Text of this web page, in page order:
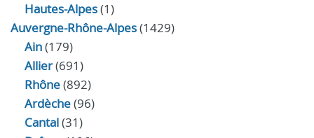
Hautes-Alpes(1)
Auvergne-Rhône-Alpes(1429)
Ain(179)
Allier(691)
Rhône(892)
Ardèche(96)
Cantal(31)